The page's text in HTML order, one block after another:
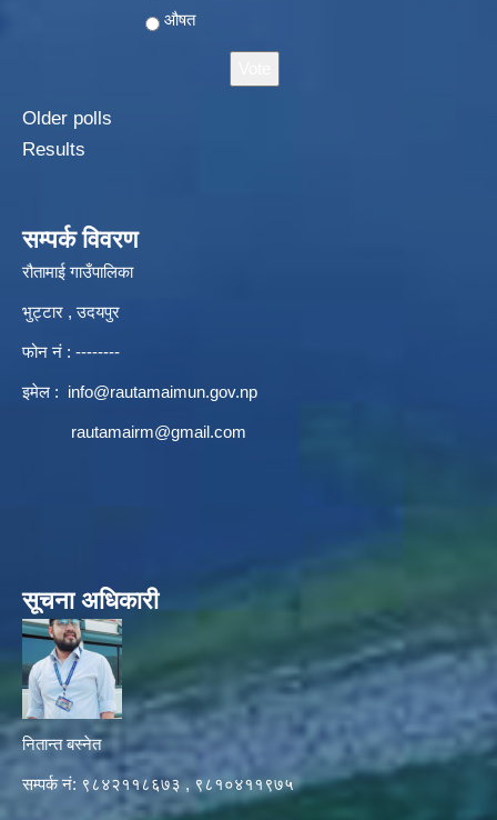
औषत
Older polls
Results
सम्पर्क विवरण
रौतामाई गाउँपालिका
भुट्टार , उदयपुर
फोन नं : --------
इमेल : info@rautamaimun.gov.np
rautamairm@gmail.com
सूचना अधिकारी
नितान्त बस्नेत
सम्पर्क नं: ९८४२११८६७३ , ९८१०४११९७५